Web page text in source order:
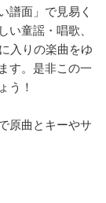
譜面」で見易く
い童謡・唱歌、
入りの楽曲をゆ
す。是非この一
う！
原曲とキーやサ